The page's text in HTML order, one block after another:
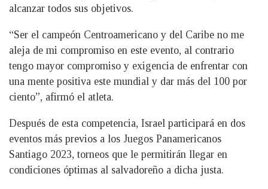
alcanzar todos sus objetivos.
“Ser el campeón Centroamericano y del Caribe no me
aleja de mi compromiso en este evento, al contrario
tengo mayor compromiso y exigencia de enfrentar con
una mente positiva este mundial y dar más del 100 por
ciento”, afirmó el atleta.
Después de esta competencia, Israel participará en dos
eventos más previos a los Juegos Panamericanos
Santiago 2023, torneos que le permitirán llegar en
condiciones óptimas al salvadoreño a dicha justa.